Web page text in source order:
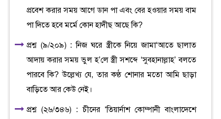
প্রবেশ করার সময় আগে ডান পা এবং বের হওয়ার সময় বাম
পা দিতে হবে মর্মে কোন হাদীছ আছে কি?
প্রশ্ন (৯/২০৯) : নিজ ঘরে স্ত্রীকে নিয়ে জামা‘আতে ছালাত
আদায় করার সময় ভুল হ’লে স্ত্রী সশব্দে ‘সুবহানাল্লাহ’ বলতে
পারবে কি? উল্লেখ্য যে, তার কণ্ঠ শোনার মতো আমি ছাড়া
বাড়িতে আর কেউ নেই।
প্রশ্ন (২৬/৩৪৬) : চীনের ‘তিয়ার্নাশ কোম্পানী বাংলাদেশে